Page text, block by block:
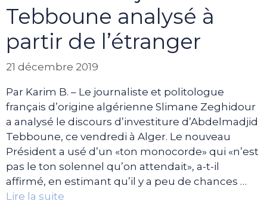
Tebboune analysé à
partir de l’étranger
21 décembre 2019
Par Karim B. – Le journaliste et politologue
français d’origine algérienne Slimane Zeghidour
a analysé le discours d’investiture d’Abdelmadjid
Tebboune, ce vendredi à Alger. Le nouveau
Président a usé d’un «ton monocorde» qui «n’est
pas le ton solennel qu’on attendait», a-t-il
affirmé, en estimant qu’il y a peu de chances …
Lire la suite